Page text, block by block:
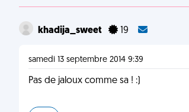
khadija_sweet 19
samedi 13 septembre 2014 9:39
Pas de jaloux comme sa ! :)